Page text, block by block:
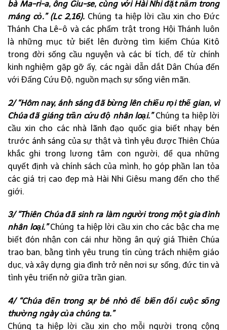
bà Ma-ri-a, ông Giu-se, cùng với Hài Nhi đặt nằm trong
máng cỏ.” (Lc 2,16). Chúng ta hiệp lời cầu xin cho Đức
Thánh Cha Lê-ô và các phẩm trật trong Hội Thánh luôn
là những mục tử biết lên đường tìm kiếm Chúa Kitô
trong đời sống cầu nguyện và các bí tích, để từ chính
kinh nghiệm gặp gỡ ấy, các ngài dẫn dắt Dân Chúa đến
với Đấng Cứu Độ, nguồn mạch sự sống viên mãn.
2/ “Hôm nay, ánh sáng đã bừng lên chiếu rọi thế gian, vì
Chúa đã giáng trần cứu độ nhân loại.”Chúng ta hiệp lời
cầu xin cho các nhà lãnh đạo quốc gia biết nhạy bén
trước ánh sáng của sự thật và tình yêu được Thiên Chúa
khắc ghi trong lương tâm con người, để qua những
quyết định và chính sách của mình, họ góp phần lan tỏa
các giá trị cao đẹp mà Hài Nhi Giêsu mang đến cho thế
giới.
3/ “Thiên Chúa đã sinh ra làm người trong một gia đình
nhân loại.”Chúng ta hiệp lời cầu xin cho các bậc cha mẹ
biết đón nhận con cái như hồng ân quý giá Thiên Chúa
trao ban, bằng tình yêu trung tín cùng trách nhiệm giáo
dục, và xây dựng gia đình trở nên nơi sự sống, đức tin và
tình yêu triển nở giữa trần gian.
4/ “Chúa đến trong sự bé nhỏ để biến đổi cuộc sống
thường ngày của chúng ta.”
Chúng ta hiệp lời cầu xin cho mỗi người trong cộng